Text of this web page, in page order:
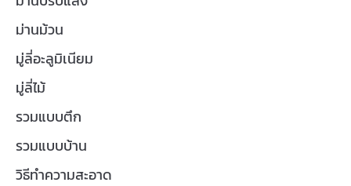
ม่านม้วน
มู่ลี่อะลูมิเนียม
มู่ลี่ไม้
รวมแบบตึก
รวมแบบบ้าน
วิธีทำความสะอาด